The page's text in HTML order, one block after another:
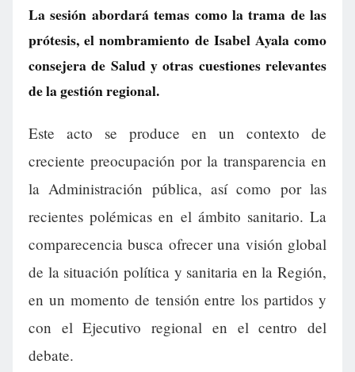
La sesión abordará temas como la trama de las
prótesis, el nombramiento de Isabel Ayala como
consejera de Salud y otras cuestiones relevantes
de la gestión regional.
Este acto se produce en un contexto de
creciente preocupación por la transparencia en
la Administración pública, así como por las
recientes polémicas en el ámbito sanitario. La
comparecencia busca ofrecer una visión global
de la situación política y sanitaria en la Región,
en un momento de tensión entre los partidos y
con el Ejecutivo regional en el centro del
debate.